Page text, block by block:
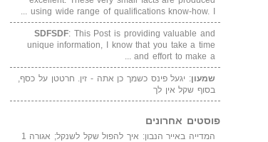
using wide range of qualifications know-how. I ...
SDFSDF: This Post is providing valuable and
unique information, I know that you take a time
and effort to make a ...
שמעון: יגעל פינס כשמך כן אתה - זין. חרטטן על כסף,
בסוף שקל אין לך
פוסטים אחרונים
המדייה באייר הנבון: איך להפול שקל לשנקל; אגורה 1